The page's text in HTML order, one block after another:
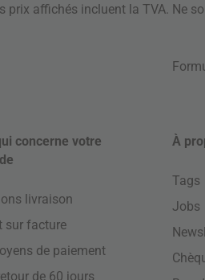
prix affichés incluent la TVA. Ne
concerne votre
livraison
sur facture
de paiement
de 60 jours
À
Tags
Jobs